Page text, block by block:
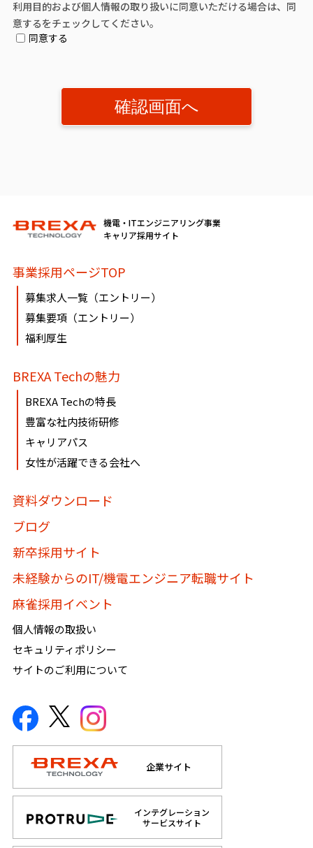
（個人情報提供の任意性について）
サービスなどのご提供ができません。
（開示対象個人情報の「利用目的の通知」「開示」「訂正、
必要に応じて窓口までご連絡ください。
《個人情報相談窓口》
東京都千代田区丸の内1-8-3 丸の内トラストタワー本館16・
17階
株式会社BREXA Technology
個人情報保護管理者：吉野 貴博
TEL:03-3286-4777 FAX:03-3286-4778
利用目的および個人情報の取り扱いに同意いただける場合は、同
意するをチェックしてください。
同意する
機電・ITエンジニアリング事業
キャリア採用サイト
事業採用ページTOP
募集求人一覧（エントリー）
募集要項（エントリー）
福利厚生
BREXA Techの魅力
BREXA Techの特長
豊富な社内技術研修
キャリアパス
女性が活躍できる会社へ
資料ダウンロード
ブログ
新卒採用サイト
未経験からのIT/機電エンジニア転職サイト
麻雀採用イベント
個人情報の取扱い
セキュリティポリシー
サイトのご利用について
企業サイト
インテグレーション
サービスサイト